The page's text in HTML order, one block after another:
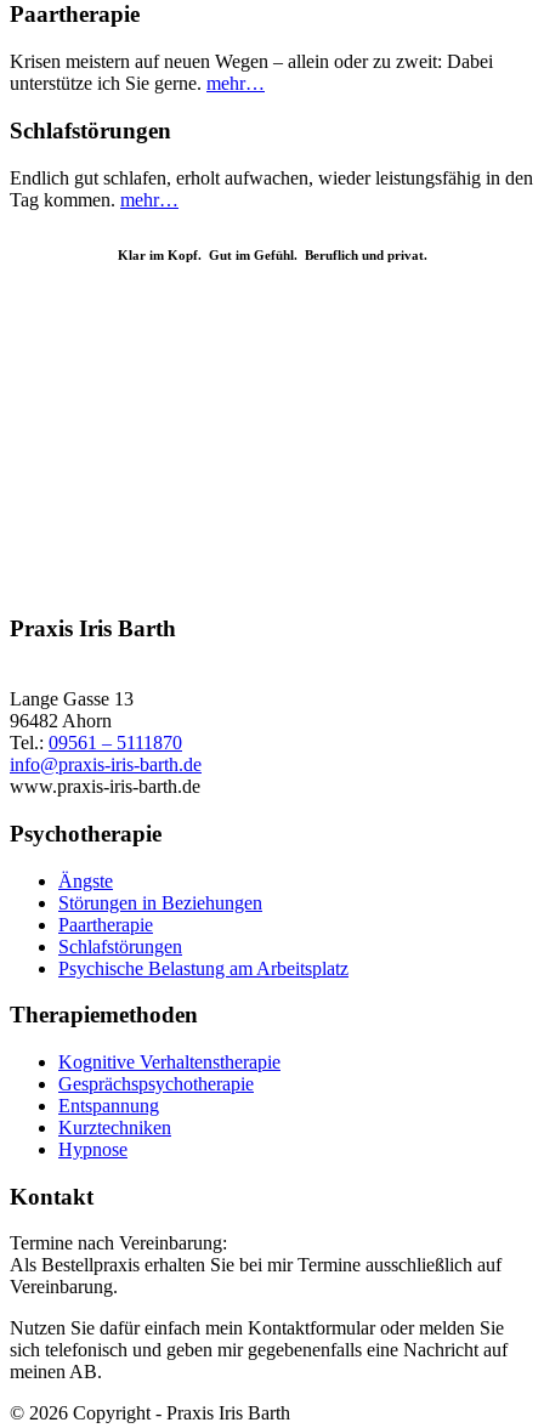
Paartherapie
Krisen meistern auf neuen Wegen – allein oder zu zweit: Dabei
unterstütze ich Sie gerne. mehr…
Schlafstörungen
Endlich gut schlafen, erholt aufwachen, wieder leistungsfähig in den
Tag kommen. mehr…
Klar im Kopf. Gut im Gefühl. Beruflich und privat.
Praxis Iris Barth
Lange Gasse 13
96482 Ahorn
Tel.: 09561 – 5111870
info@praxis-iris-barth.de
www.praxis-iris-barth.de
Psychotherapie
Ängste
Störungen in Beziehungen
Paartherapie
Schlafstörungen
Psychische Belastung am Arbeitsplatz
Therapiemethoden
Kognitive Verhaltenstherapie
Gesprächspsychotherapie
Entspannung
Kurztechniken
Hypnose
Kontakt
Termine nach Vereinbarung:
Als Bestellpraxis erhalten Sie bei mir Termine ausschließlich auf
Vereinbarung.
Nutzen Sie dafür einfach mein Kontaktformular oder melden Sie
sich telefonisch und geben mir gegebenenfalls eine Nachricht auf
meinen AB.
© 2026 Copyright - Praxis Iris Barth